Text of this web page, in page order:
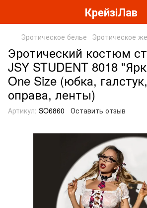
КрейзіЛав
Эротическое белье Эротическое
Эротический костюм
JSY STUDENT 8018
One Size (юбка,
оправа, ленты)
Артикул: SO6860 Оставить отзыв